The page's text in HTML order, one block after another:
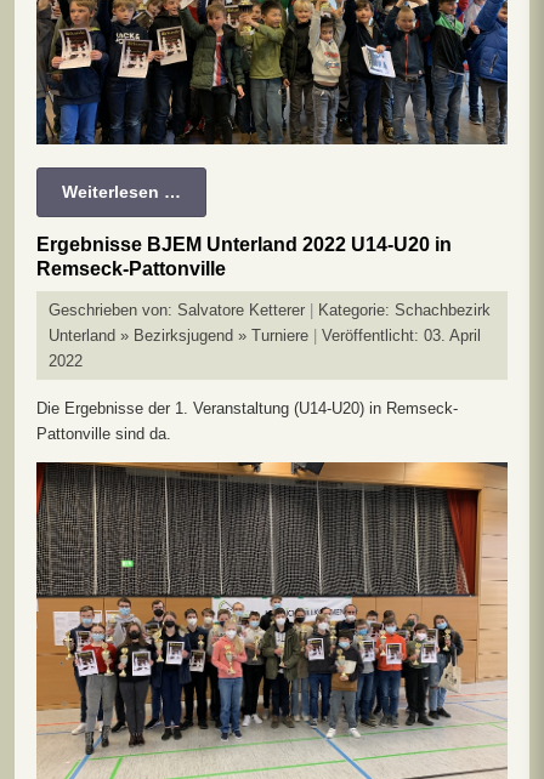
Weiterlesen …
Ergebnisse BJEM Unterland 2022 U14-U20 in
Remseck-Pattonville
Geschrieben von: Salvatore Ketterer Kategorie: Schachbezirk
Unterland » Bezirksjugend » Turniere
Veröffentlicht: 03. April
2022
Die Ergebnisse der 1. Veranstaltung (U14-U20) in Remseck-
Pattonville sind da.